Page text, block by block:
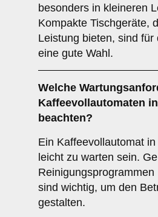
besonders in kleineren
Kompakte Tischgeräte,
Leistung bieten, sind
eine gute Wahl.
Welche
Kaffeevollautomaten
beachten?
Ein Kaffeevollautomat
leicht zu warten sein.
sind wichtig, um den
gestalten.